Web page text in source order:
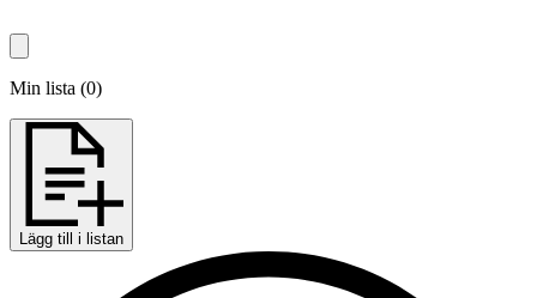
Min lista (0)
Lägg till i listan